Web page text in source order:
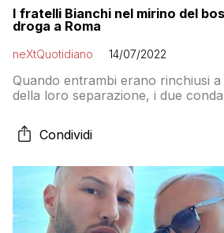
I fratelli Bianchi nel mirino del
droga a Roma
neXtQuotidiano 14/07/2022
Quando entrambi erano rinchiusi a
della loro separazione, i due
delle loro attività criminali a Velletri
Condividi